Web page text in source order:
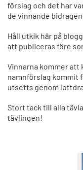
förslag och det har
de vinnande bidragen.
Håll utkik här på
att publiceras före
Vinnarna kommer att
namnförslag kommit
utsetts genom
Stort tack till alla
tävlingen!